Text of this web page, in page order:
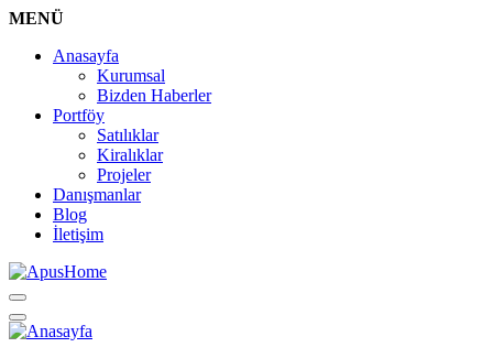
MENÜ
Anasayfa
Kurumsal
Bizden Haberler
Portföy
Satılıklar
Kiralıklar
Projeler
Danışmanlar
Blog
İletişim